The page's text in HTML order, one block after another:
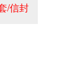
/信封